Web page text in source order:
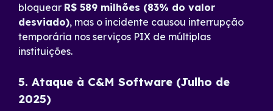
bloquear R$ 589 milhões (83% do valor
desviado), mas o incidente causou interrupção
temporária nos serviços PIX de múltiplas
instituições.
5. Ataque à C&M Software (Julho de
2025)